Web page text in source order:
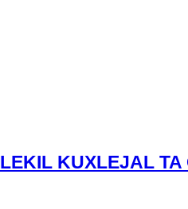
LEKIL KUXLEJAL TA